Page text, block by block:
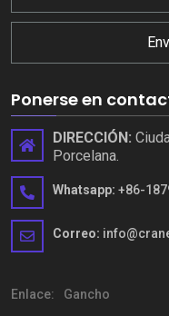
Ponerse en
DIRECCIÓN:
Porcelana.
Whatsapp: +86-
Correo:
Enlace: Gancho